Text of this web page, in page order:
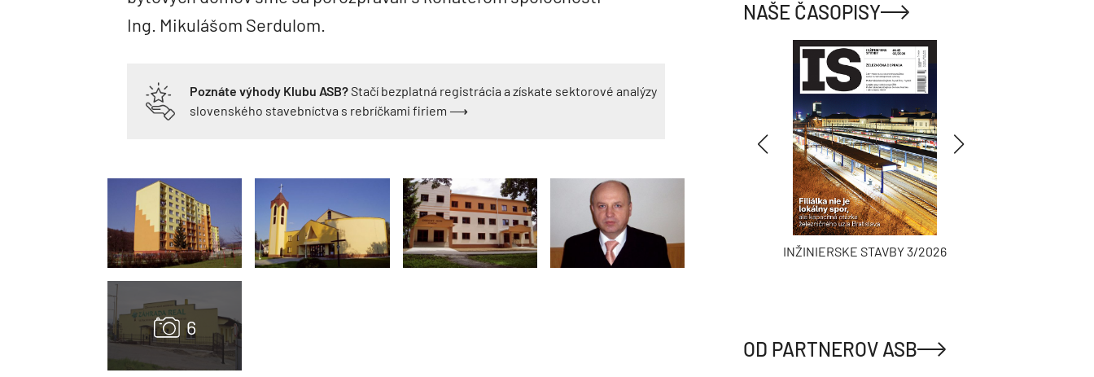
Ing. Mikulášom Serdulom.
Poznáte výhody Klubu ASB?Stačí bezplatná registrácia a získate sektorové analýzy
slovenského stavebníctva s rebríčkami firiem ⟶
NAŠE ČASOPISY
TZB HAUSTECHNIK 3/2026 INŽINIERSKE STAVBY 3/2026
OD PARTNEROV ASB